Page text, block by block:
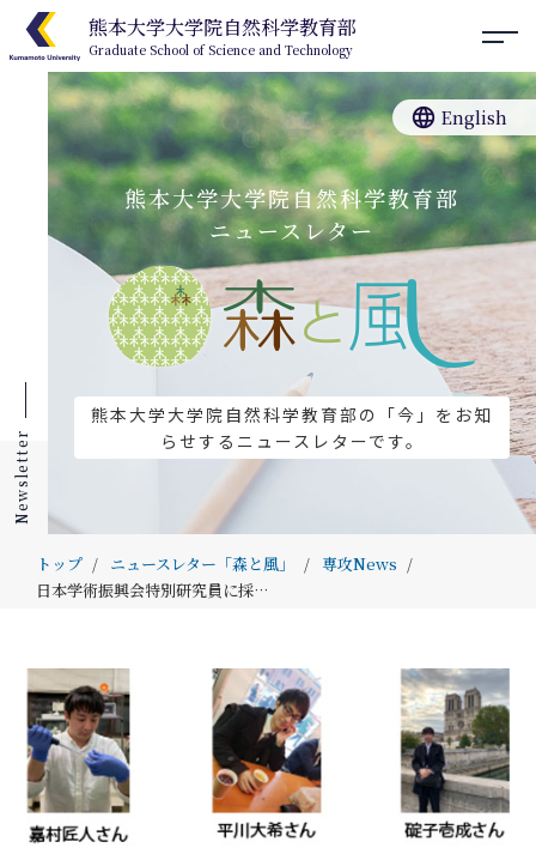
language English
熊本大学大学院自然科学教育部
Graduate School of Science and Technology
熊本大学大学院自然科学教育部
ニュースレター
熊本大学大学院自然科学教育部の「今」をお知
らせするニュースレターです。
トップ ニュースレター「森と風」
専攻News
日本学術振興会特別研究員に採択されました
Newsletter